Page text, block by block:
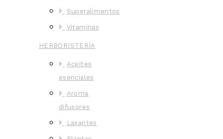
Superalimentos
Vitaminas
HERBORISTERÍA
Aceites
esenciales
Aroma
difusores
Laxantes